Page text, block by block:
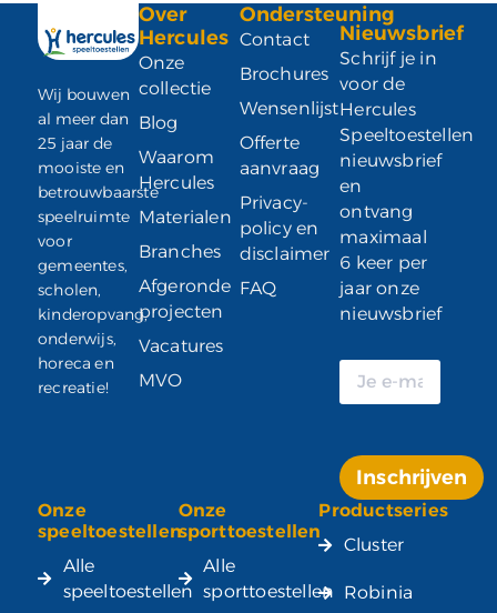
Wij bouwen
al meer dan
25 jaar de
mooiste en
betrouwbaarste
speelruimte
voor
gemeentes,
scholen,
kinderopvang,
onderwijs,
horeca en
recreatie!
Over
Hercules
Onze
collectie
Blog
Waarom
Hercules
Materialen
Branches
Afgeronde
projecten
Vacatures
MVO
Ondersteuning
Contact
Brochures
Wensenlijst
Offerte
aanvraag
Privacy-
policy en
disclaimer
FAQ
Nieuwsbrief
Schrijf je in
voor de
Hercules
Speeltoestellen
nieuwsbrief
en
ontvang
maximaal
6 keer per
jaar onze
nieuwsbrief
Inschrijven
Alternative:
Onze
speeltoestellen
Alle
speeltoestellen
Onze
sporttoestellen
Alle
sporttoestellen
Productseries
Cluster
Robinia